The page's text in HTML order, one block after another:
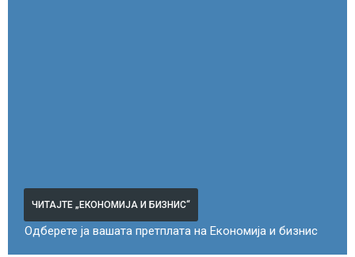
ЧИТАЈТЕ „ЕКОНОМИЈА И БИЗНИС“
Одберете ја вашата претплата на Економија и бизнис